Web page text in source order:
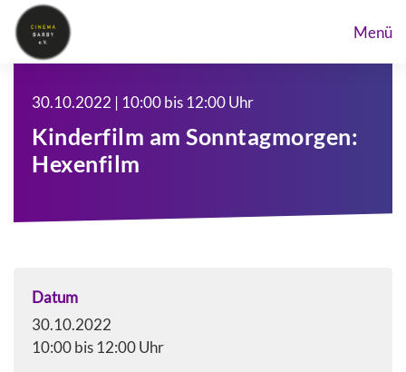
Menü
30.10.2022 | 10:00 bis 12:00 Uhr
Kinderfilm am Sonntagmorgen:
Hexenfilm
Datum
30.10.2022
10:00 bis 12:00 Uhr